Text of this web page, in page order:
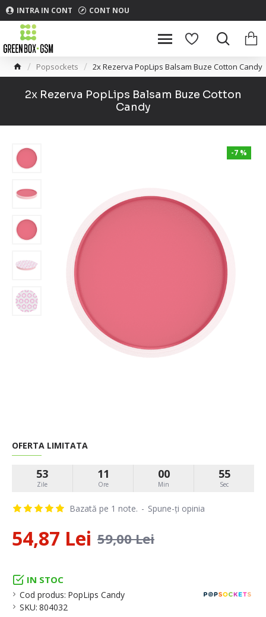
INTRA IN CONT CONT NOU
Popsockets 2x Rezerva PopLips Balsam Buze Cotton Candy
2x Rezerva PopLips Balsam Buze Cotton
Candy
-7 %
IN STOC
Cod produs: PopLips Candy
SKU: 804032
Bazată pe 1 note. - Spune-ţi opinia
OFERTA LIMITATA
53
Zile
11
Ore
00
Min
54
Sec
54,87 Lei 59,00 Lei